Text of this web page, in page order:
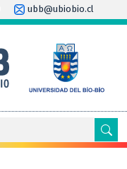
ubb@ubiobio.cl